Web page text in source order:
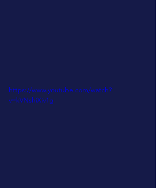
https://www.youtube.com/watch?
v=kVNshiXiv1g